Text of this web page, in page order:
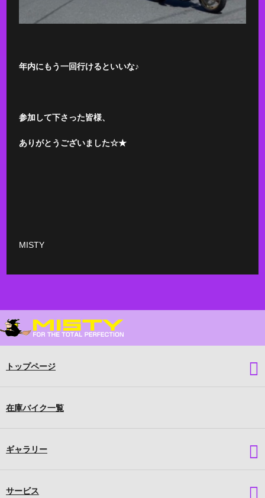
年内にもう一回行けるといいな♪
参加して下さった皆様、
ありがとうございました☆★
MISTY
トップページ
在庫バイク一覧
ギャラリー
サービス